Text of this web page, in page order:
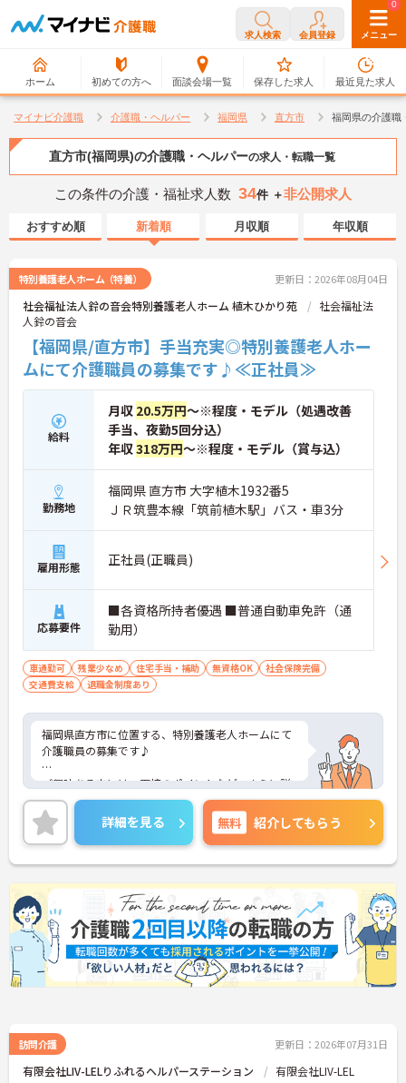
求人検索 会員登録 メニュー
ホーム 初めての方へ 面談会場一覧
0
保存した求人
0
最近見た求人
マイナビ介護職 介護職・ヘルパー 福岡県 直方市 福岡県の介護職
直方市(福岡県)の介護職・ヘルパーの求人・転職一覧
この条件の介護・福祉求人数 34件 ＋非公開求人
おすすめ順 新着順 月収順 年収順
特別養護老人ホーム（特養） 更新日：2026年08月04日
社会福祉法人鈴の音会特別養護老人ホーム 植木ひかり苑
社会福祉法
人鈴の音会
【福岡県/直方市】手当充実◎特別養護老人ホー
ムにて介護職員の募集です♪≪正社員≫
給料
月収 20.5万円～※程度・モデル（処遇改善
手当、夜勤5回分込）
年収318万円～※程度・モデル（賞与込）
勤務地
福岡県 直方市 大字植木1932番5
ＪＲ筑豊本線「筑前植木駅」バス・車3分
雇用形態 正社員(正職員)
応募要件
■各資格所持者優遇 ■普通自動車免許（通
勤用）
車通勤可 残業少なめ 住宅手当・補助 無資格OK
社会保険完備
交通費支給
退職金制度あり
福岡県直方市に位置する、特別養護老人ホームにて
介護職員の募集です♪
ご興味ある方には、面接のポイントなど、さらに詳
細をお話致しますのでお気軽にご相談ください。
詳細を見る 無料 紹介してもらう
訪問介護 更新日：2026年07月31日
有限会社LIV-LELりふれるヘルパーステーション 有限会社LIV-LEL